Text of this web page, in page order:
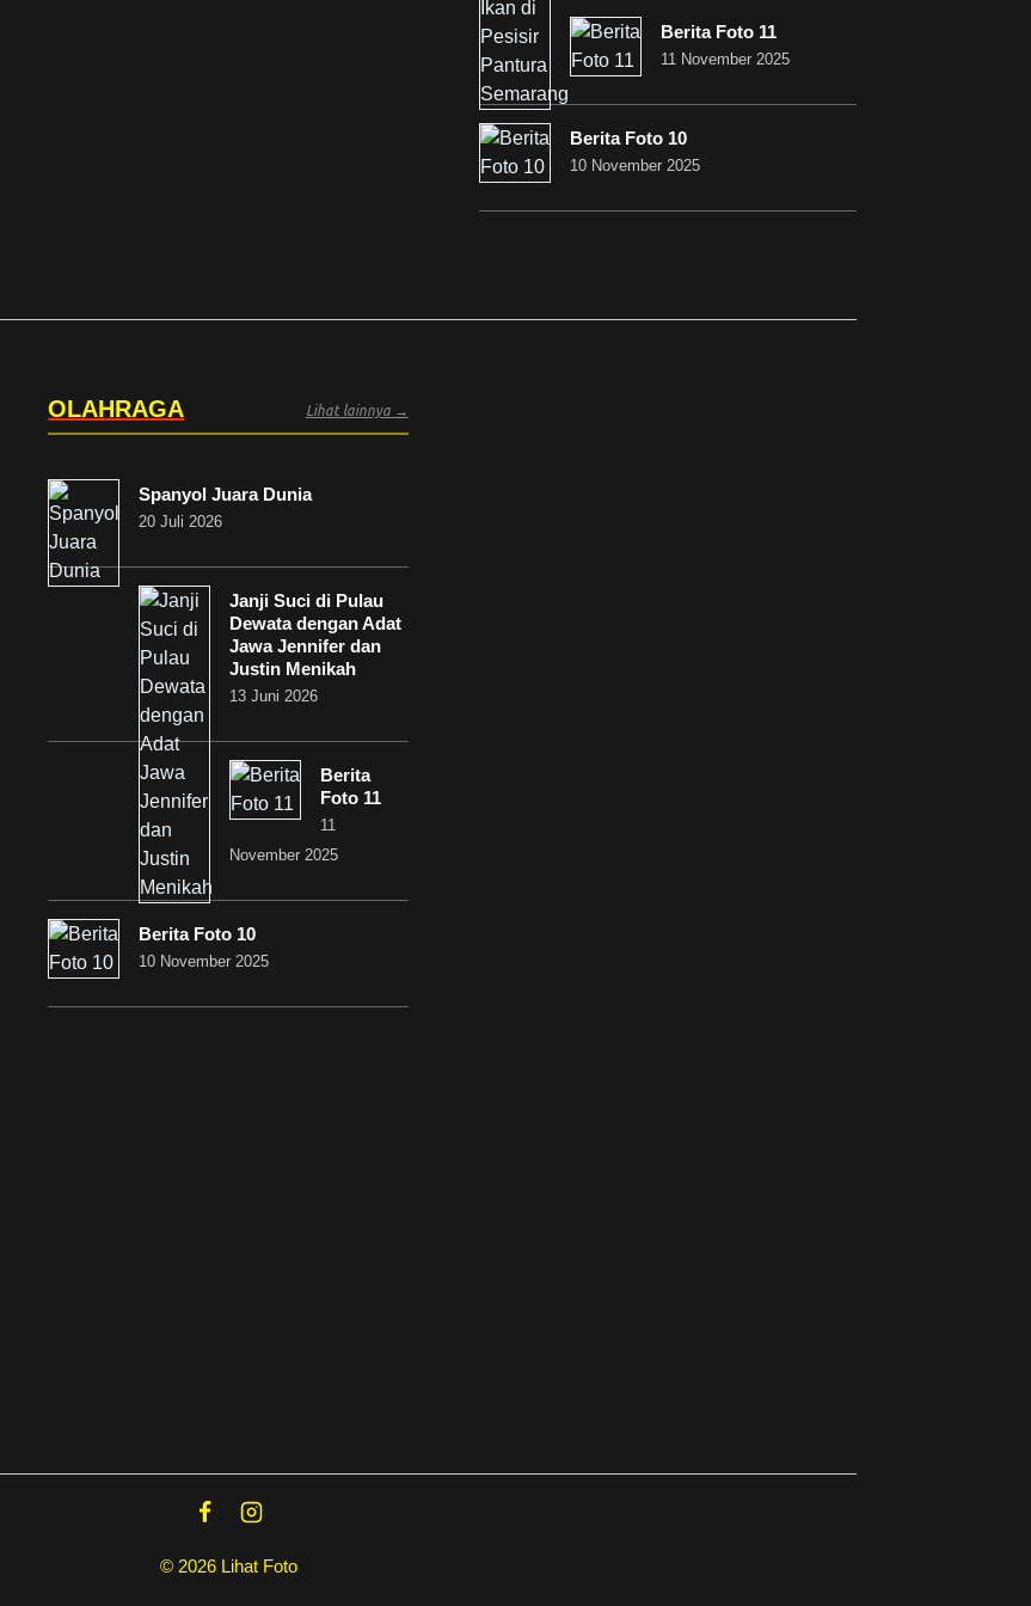
Berita Foto 11
11 November 2025
Berita Foto 10
10 November 2025
OLAHRAGA Lihat lainnya →
Spanyol Juara Dunia
20 Juli 2026
Janji Suci di Pulau
Dewata dengan Adat
Jawa Jennifer dan
Justin Menikah
13 Juni 2026
Berita
Foto 11
11
November 2025
Berita Foto 10
10 November 2025
© 2026 Lihat Foto